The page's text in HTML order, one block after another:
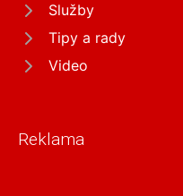
Služby
Tipy a rady
Video
Reklama